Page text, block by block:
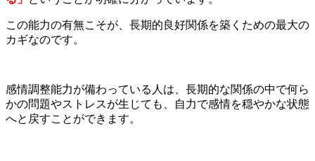
この能力の有無こそが、長期的良好関係を築くための最大の
カギなのです。
感情調整能力が備わっている人は、長期的な関係の中で何ら
かの問題やストレスが生じても、自力で感情を穏やかな状態
へと戻すことができます。